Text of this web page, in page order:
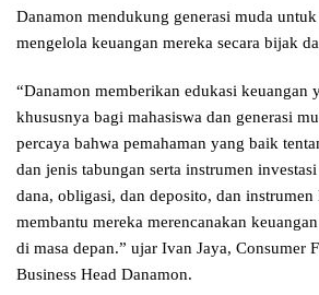
Danamon mendukung generasi muda
mengelola keuangan mereka secara bijak
“Danamon memberikan edukasi keuangan
khususnya bagi mahasiswa dan generasi
percaya bahwa pemahaman yang baik
dan jenis tabungan serta instrumen
dana, obligasi, dan deposito, dan instrumen
membantu mereka merencanakan
di masa depan.” ujar Ivan Jaya, Consumer
Business Head Danamon.